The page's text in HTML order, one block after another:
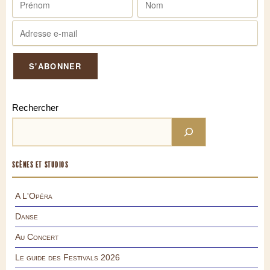
Rechercher
SCÈNES ET STUDIOS
A L'Opéra
Danse
Au Concert
Le guide des Festivals 2026